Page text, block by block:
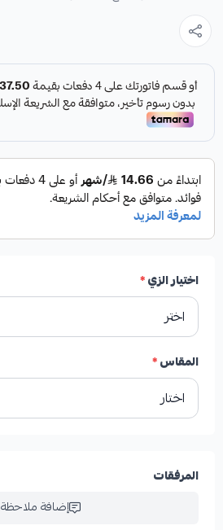
اختيار الزي*
المقاس*
المرفقات
إضافة ملاحظة